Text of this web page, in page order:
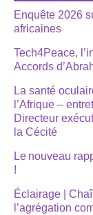
Enquête 2026
africaines
Tech4Peace,
Accords
La santé
l’Afrique –
Directeur
la Cécité
Le nouveau
!
Éclairage |
l’agrégation